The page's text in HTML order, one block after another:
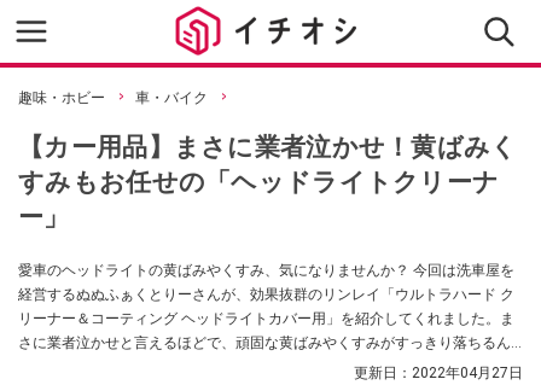
趣味・ホビー 車・バイク
【カー用品】まさに業者泣かせ！黄ばみく
すみもお任せの「ヘッドライトクリーナ
ー」
愛車のヘッドライトの黄ばみやくすみ、気になりませんか？ 今回は洗車屋を
経営するぬぬふぁくとりーさんが、効果抜群のリンレイ「ウルトラハード ク
リーナー＆コーティング ヘッドライトカバー用」を紹介してくれました。ま
さに業者泣かせと言えるほどで、頑固な黄ばみやくすみがすっきり落ちるん
更新日： 2022年04月27日